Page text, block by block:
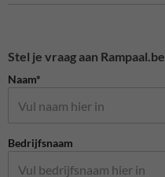
Stel je vraag aan Rampaal.be
Naam*
Bedrijfsnaam